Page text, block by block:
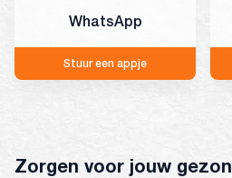
WhatsApp
Stuur een appje
Zorgen voor jouw